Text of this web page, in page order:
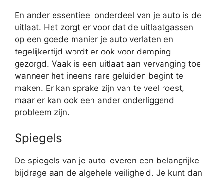
En ander essentieel onderdeel van je auto is de
uitlaat. Het zorgt er voor dat de uitlaatgassen
op een goede manier je auto verlaten en
tegelijkertijd wordt er ook voor demping
gezorgd. Vaak is een uitlaat aan vervanging toe
wanneer het ineens rare geluiden begint te
maken. Er kan sprake zijn van te veel roest,
maar er kan ook een ander onderliggend
probleem zijn.
Spiegels
De spiegels van je auto leveren een belangrijke
bijdrage aan de algehele veiligheid. Je kunt dan